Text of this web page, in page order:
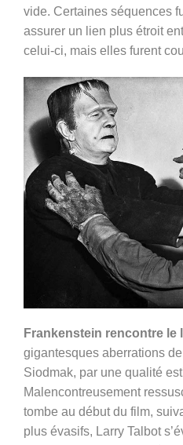
vide. Certaines séquences
assurer un lien plus étroit
celui-ci, mais elles furent
Frankenstein rencontre le
gigantesques aberrations
Siodmak, par une qualité
Malencontreusement
tombe au début du film,
plus évasifs, Larry Talbot